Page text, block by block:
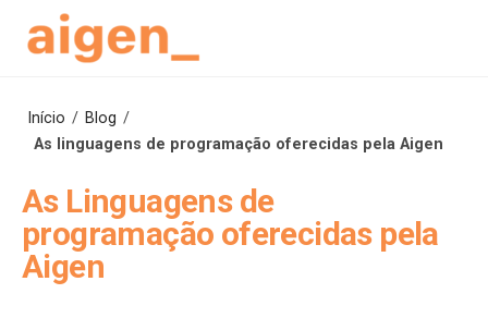
Início / Blog /
As linguagens de programação oferecidas pela Aigen
As Linguagens de
programação oferecidas pela
Aigen